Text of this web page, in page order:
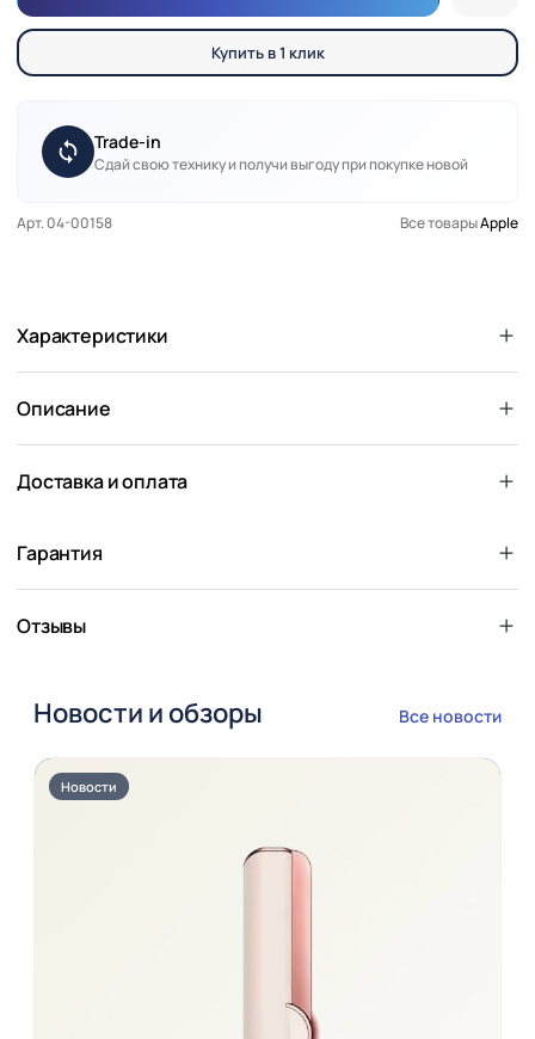
Купить в 1 клик
Trade-in
Сдай свою технику и получи выгоду при покупке новой
Арт. 04-00158 Все товарыApple
Характеристики
Описание
Доставка и оплата
Гарантия
Отзывы
Новости и обзоры Все новости
Новости